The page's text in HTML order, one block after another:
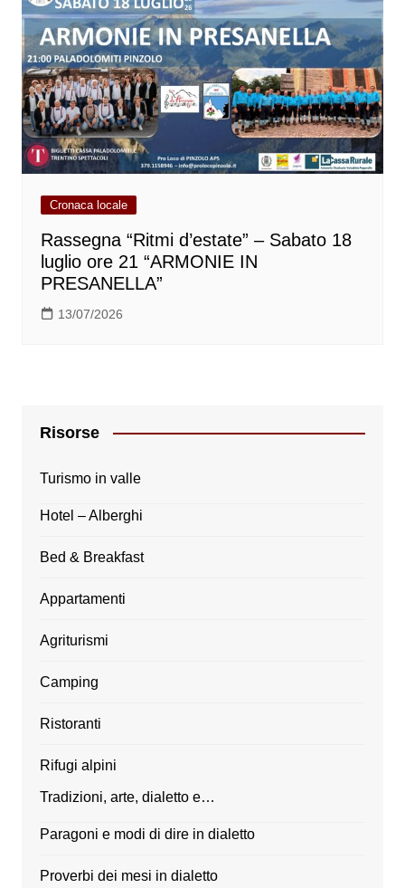
Cronaca locale
Rassegna “Ritmi d’estate” – Sabato 18
luglio ore 21 “ARMONIE IN
PRESANELLA”
13/07/2026
Risorse
Turismo in valle
Hotel – Alberghi
Bed & Breakfast
Appartamenti
Agriturismi
Camping
Ristoranti
Rifugi alpini
Tradizioni, arte, dialetto e…
Paragoni e modi di dire in dialetto
Proverbi dei mesi in dialetto